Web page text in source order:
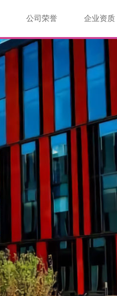
公司荣誉 企业资质